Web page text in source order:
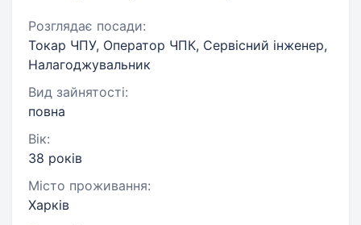
Розглядає посади:
Токар ЧПУ, Оператор ЧПК, Сервісний інженер,
Налагоджувальник
Вид зайнятості:
повна
Вік:
38 років
Місто проживання:
Харків